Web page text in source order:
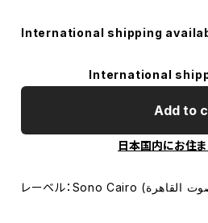
International shipping
International
Add to
日本国内にお住